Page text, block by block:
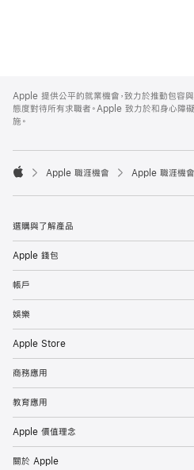
Footer
Apple 提供公平的就業機會，致力於推動包容
態度對待所有求職者。Apple 致力於和身心障
施。

Apple 職涯機會 Apple 職涯機會
選購與了解產品
Apple 錢包
帳戶
娛樂
Apple Store
商務應用
教育應用
Apple 價值理念
關於 Apple